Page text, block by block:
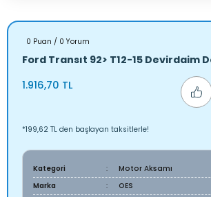
0 Puan / 0 Yorum
Ford Transıt 92> T12-15 Devirdaim
1.916,70 TL
*199,62 TL den başlayan taksitlerle!
Kategori
Motor Aksamı
Marka
OES